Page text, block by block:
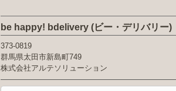
be happy! bdelivery (ビー・デリバリー)
373-0819
群馬県太田市新島町749
株式会社アルテソリューション